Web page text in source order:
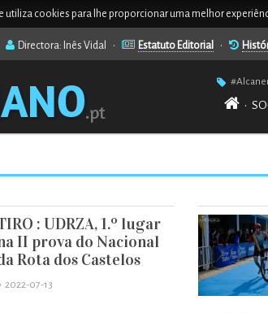
utiliza cookies para lhe proporcionar uma melhor
Directora: Inês Vidal • Estatuto Editorial •
•
: UDRZA, 1.º lugar
II prova do Nacional
Rota dos Castelos
2022-07-13